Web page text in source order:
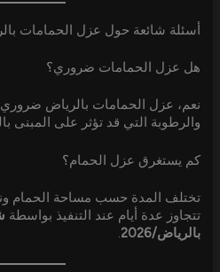
أسئلة شائعة حول عزل الحمامات
هل عزل الحمامات ضروري؟
نعم، عزل الحمامات بالرياض
والرطوبة التي قد تؤثر على المبنى
كم يستغرق عزل الحمام؟
تختلف المدة حسب مساحة الحمام
تتجاوز عدة أيام عند التنفيذ بواسطة
بالرياض/2026
.